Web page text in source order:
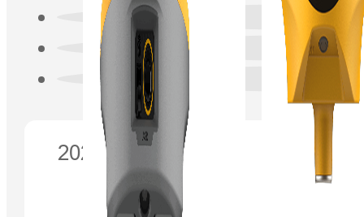
2025 年 9 月 9 日